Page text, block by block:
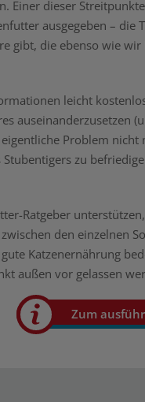
dieser
ausgegeben – die
gibt, die ebenso wie wir
leicht
auseinanderzusetzen
Problem nicht
zu
Ratgeber
den einzelnen
Katzenernährung
außen vor gelassen
Zum